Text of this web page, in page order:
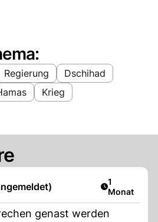
Regierung
Dschihad
Krieg
Artikel
1
Monat
genast werden